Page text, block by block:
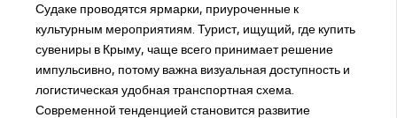
Судаке проводятся ярмарки, приуроченные к
культурным мероприятиям. Турист, ищущий, где купить
сувениры в Крыму, чаще всего принимает решение
импульсивно, потому важна визуальная доступность и
логистическая удобная транспортная схема.
Современной тенденцией становится развитие